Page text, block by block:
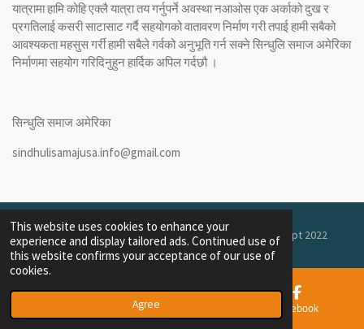
This website uses cookies to enhance your
experience and display tailored ads. Continued use of
this website confirms your acceptance of our use of
cookies.
Agree
यात्रामा हामि कोहि एक्लै यात्रा तय गर्नुपर्ने अवस्था नआओस एक अर्काको दुख र
प्रगतिलाई कसरी साटासाट गर्दै सहयोगको वातावरण निर्माण गरी तपाई हामी सबैको
आवश्यकता महसुस गर्री हामी सबैले गर्वको अनुभूति गर्न सक्ने सिन्धुलि समाज अमेरिका
निर्माणमा सहयोग गरिदिनुहुन हार्दिक अपिल गर्दछौ ।
सिन्धुलि समाज अमेरिका
sindhulisamajusa.info@gmail.com
© 2022 Sindhuli Society of AmericaEstablished on 18th Sept 2022
Facebook